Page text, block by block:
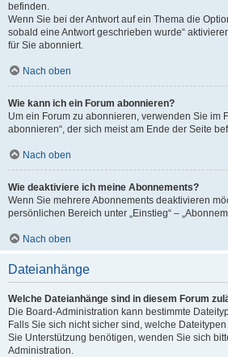
befinden.
Wenn Sie bei der Antwort auf ein Thema die
sobald eine Antwort geschrieben wurde“
für Sie abonniert.
Nach oben
Wie kann ich ein Forum abonnieren?
Um ein Forum zu abonnieren, verwenden Sie im
abonnieren“, der sich meist am Ende der Seite
Nach oben
Wie deaktiviere ich meine Abonnements?
Wenn Sie mehrere Abonnements deaktivieren
persönlichen Bereich unter „Einstieg“ –
Nach oben
Dateianhänge
Welche Dateianhänge sind in diesem Forum
Die Board-Administration kann bestimmte
Falls Sie sich nicht sicher sind, welche
Sie Unterstützung benötigen, wenden Sie sich
Administration.